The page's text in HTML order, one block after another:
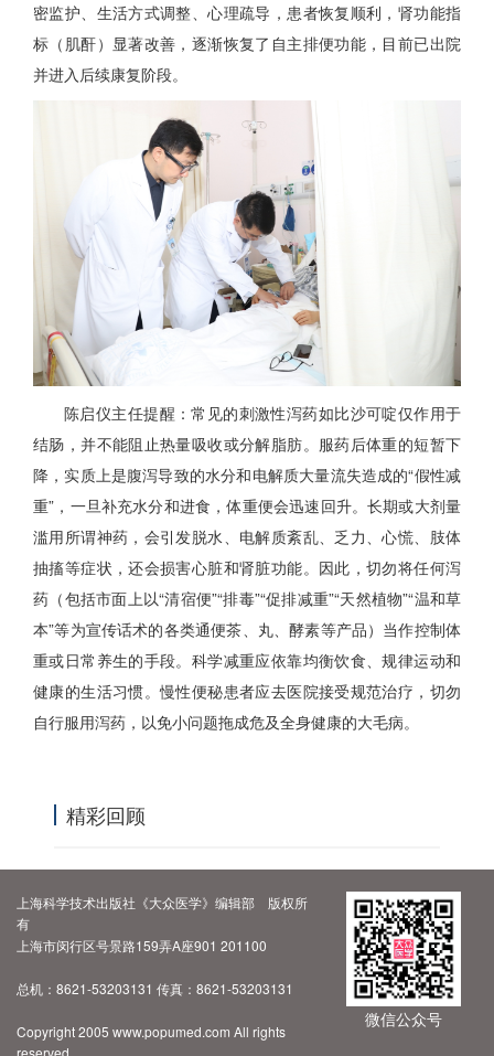
密监护、生活方式调整、心理疏导，患者恢复顺利，肾功能指
标（肌酐）显著改善，逐渐恢复了自主排便功能，目前已出院
并进入后续康复阶段。
陈启仪主任提醒：常见的刺激性泻药如比沙可啶仅作用于
结肠，并不能阻止热量吸收或分解脂肪。服药后体重的短暂下
降，实质上是腹泻导致的水分和电解质大量流失造成的“假性减
重”，一旦补充水分和进食，体重便会迅速回升。长期或大剂量
滥用所谓神药，会引发脱水、电解质紊乱、乏力、心慌、肢体
抽搐等症状，还会损害心脏和肾脏功能。因此，切勿将任何泻
药（包括市面上以“清宿便”“排毒”“促排减重”“天然植物”“温和草
本”等为宣传话术的各类通便茶、丸、酵素等产品）当作控制体
重或日常养生的手段。科学减重应依靠均衡饮食、规律运动和
健康的生活习惯。慢性便秘患者应去医院接受规范治疗，切勿
自行服用泻药，以免小问题拖成危及全身健康的大毛病。
精彩回顾
上海科学技术出版社《大众医学》编辑部 版权所
有
上海市闵行区号景路159弄A座901 201100
总机：8621-53203131 传真：8621-53203131
Copyright 2005 www.popumed.com All rights
reserved
微信公众号